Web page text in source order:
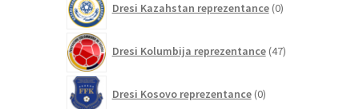
Dresi Kazahstan reprezentance 0izdelkov
Dresi Kolumbija reprezentance 47izdelkov
Dresi Kosovo reprezentance 0izdelkov